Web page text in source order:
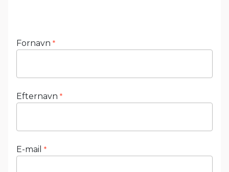
Fornavn *
Efternavn *
E-mail *